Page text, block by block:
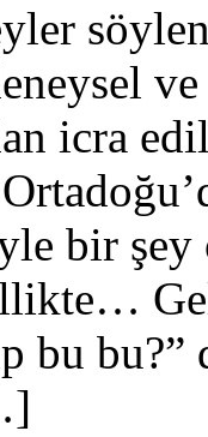
icra
bir
bu